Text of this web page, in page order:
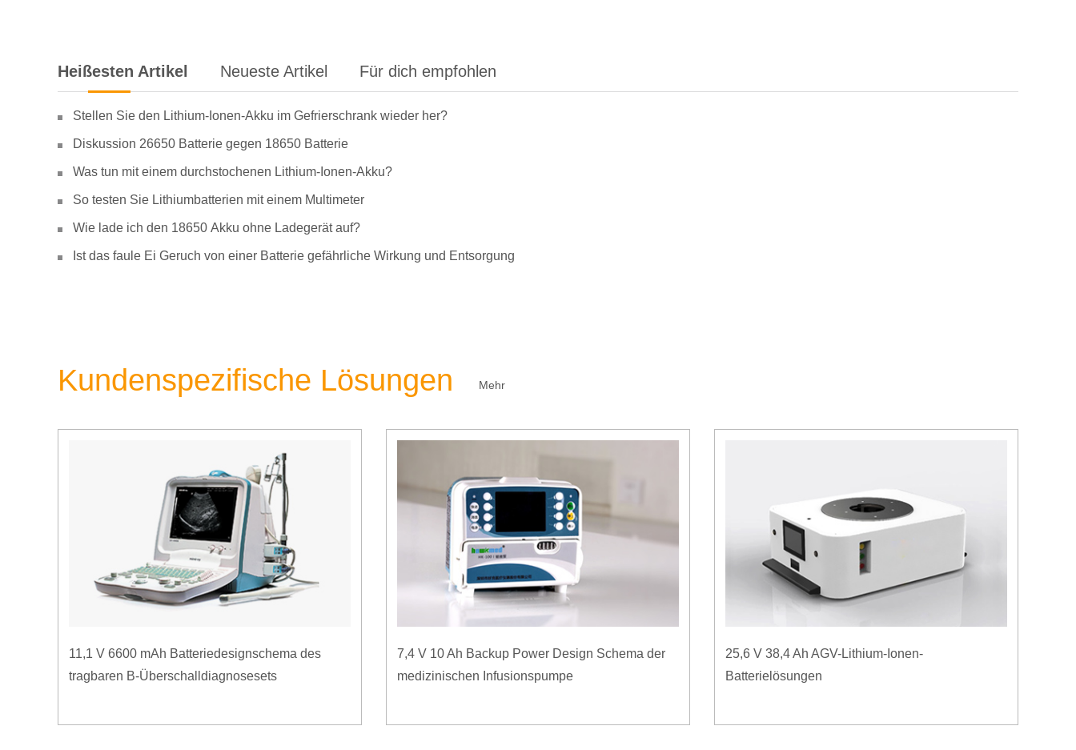
Heißesten Artikel Neueste Artikel Für dich empfohlen
Stellen Sie den Lithium-Ionen-Akku im Gefrierschrank wieder her?
Diskussion 26650 Batterie gegen 18650 Batterie
Was tun mit einem durchstochenen Lithium-Ionen-Akku?
So testen Sie Lithiumbatterien mit einem Multimeter
Wie lade ich den 18650 Akku ohne Ladegerät auf?
Ist das faule Ei Geruch von einer Batterie gefährliche Wirkung und Entsorgung
Kundenspezifische Lösungen Mehr
11,1 V 6600 mAh Batteriedesignschema des
tragbaren B-Überschalldiagnosesets
7,4 V 10 Ah Backup Power Design Schema der
medizinischen Infusionspumpe
25,6 V 38,4 Ah AGV-Lithium-Ionen-
Batterielösungen